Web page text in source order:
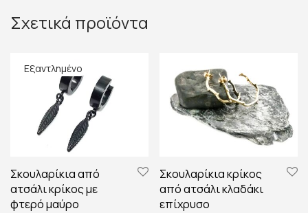
Σχετικά προϊόντα
Σκουλαρίκια από
ατσάλι κρίκος με
φτερό μαύρο
Σκουλαρίκια κρίκος
από ατσάλι κλαδάκι
επίχρυσο